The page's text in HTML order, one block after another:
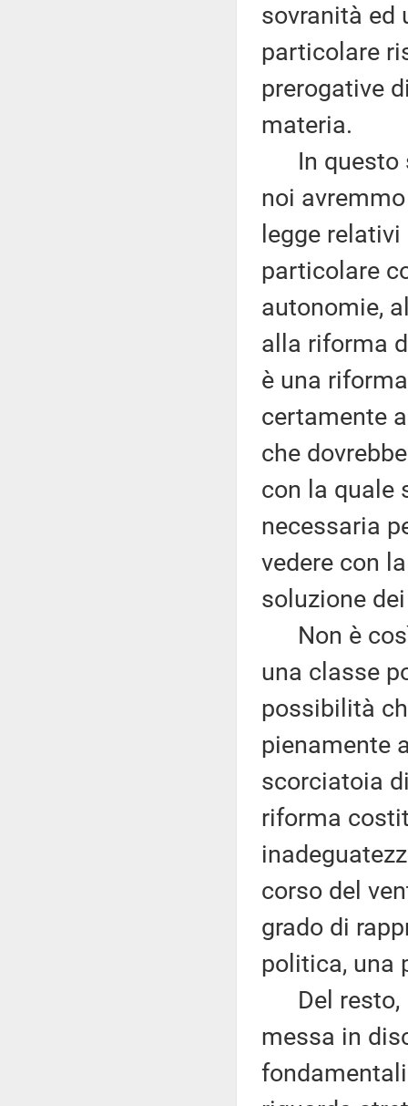
sovranità ed
particolare
prerogative
materia.
In questo
noi
legge
particolare
autonomie,
alla riforma
è una
certamente
che
con la quale
necessaria
vedere con
soluzione
Non è
una classe
possibilità
pienamente
scorciatoia
riforma
corso del
grado di
politica, una
Del resto,
messa in